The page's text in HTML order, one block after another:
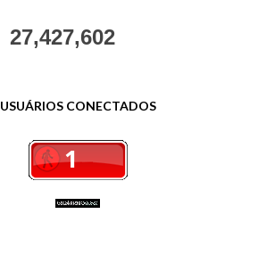
27,427,602
USUÁRIOS CONECTADOS